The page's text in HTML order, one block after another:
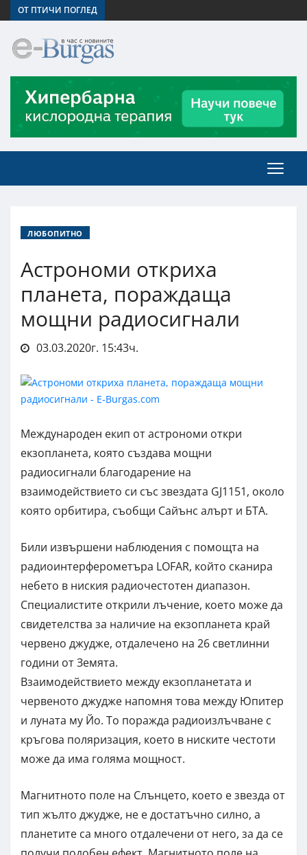
ОТ ПТИЧИ ПОГЛЕД
ЛЮБОПИТНО
Астрономи откриха
планета, пораждаща
мощни радиосигнали
03.03.2020г. 15:43ч.
Международен екип от астрономи откри
екзопланета, която създава мощни
радиосигнали благодарение на
взаимодействието си със звездата GJ1151, около
която орбитира, съобщи Сайънс алърт и БТА.
Били извършени наблюдения с помощта на
радиоинтерферометъра LOFAR, който сканира
небето в ниския радиочестотен диапазон.
Специалистите открили лъчение, което може да
свидетелства за наличие на екзопланета край
червено джудже, отдалечено на 26 светлинни
години от Земята.
Взаимодействието между екзопланетата и
червеното джудже напомня това между Юпитер
и луната му Йо. То поражда радиоизлъчване с
кръгова поляризация, което в ниските честоти
може да има голяма мощност.
Магнитното поле на Слънцето, което е звезда от
тип жълто джудже, не е достатъчно силно, а
планетите са много отдалечени от него, за да се